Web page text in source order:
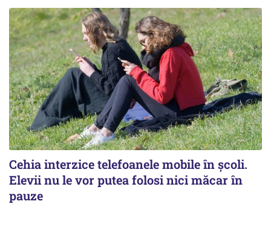
Cehia interzice telefoanele mobile în școli.
Elevii nu le vor putea folosi nici măcar în
pauze